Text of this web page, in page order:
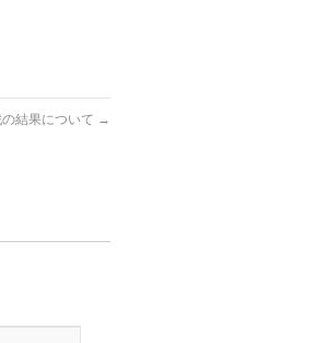
結果について →